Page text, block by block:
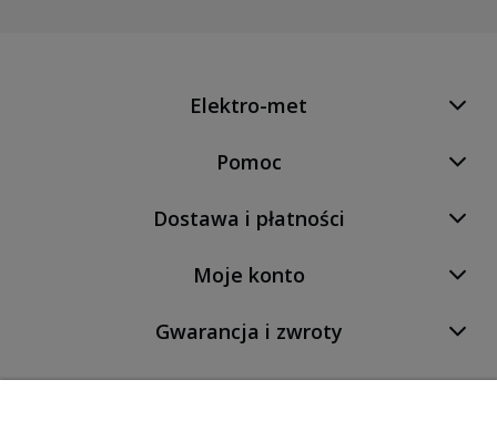
Elektro-met
Pomoc
Dostawa i płatności
Moje konto
Gwarancja i zwroty
O firmie